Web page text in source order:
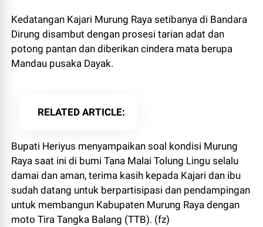
Kedatangan Kajari Murung Raya setibanya di Bandara
Dirung disambut dengan prosesi tarian adat dan
potong pantan dan diberikan cindera mata berupa
Mandau pusaka Dayak.
RELATED ARTICLE
Bupati Heriyus menyampaikan soal kondisi Murung
Raya saat ini di bumi Tana Malai Tolung Lingu selalu
damai dan aman, terima kasih kepada Kajari dan ibu
sudah datang untuk berpartisipasi dan pendampingan
untuk membangun Kabupaten Murung Raya dengan
moto Tira Tangka Balang (TTB). (fz)